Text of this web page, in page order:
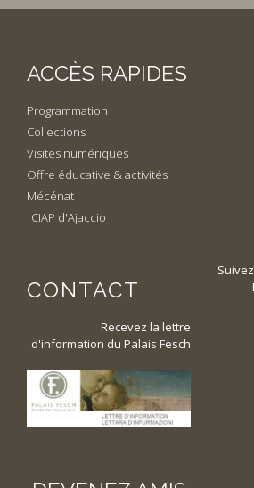
ACCÈS RAPIDES
Programmation
Collections
Visites numériques
Offre éducative & activités
Mécénat
CIAP d'Ajaccio
CONTACT
Recevez la lettre
d'information du Palais Fesch